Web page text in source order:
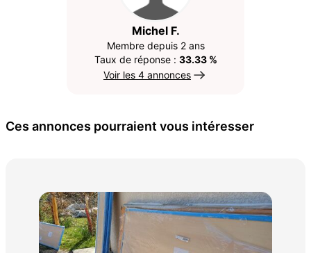
Michel F.
Membre depuis 2 ans
Taux de réponse : 33.33 %
Voir les 4 annonces
Ces annonces pourraient vous intéresser